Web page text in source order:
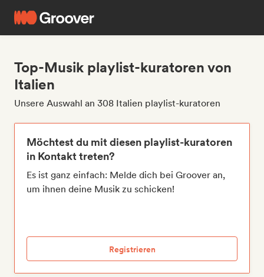
Top-Musik playlist-kuratoren von
Italien
Unsere Auswahl an 308 Italien playlist-kuratoren
Möchtest du mit diesen playlist-kuratoren
in Kontakt treten?
Es ist ganz einfach: Melde dich bei Groover an,
um ihnen deine Musik zu schicken!
Registrieren